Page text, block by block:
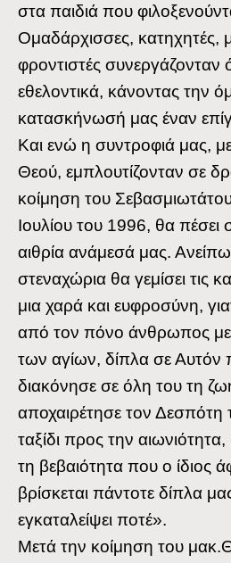
στα παιδιά που
Ομαδάρχισσες, κατηχητές,
φροντιστές συνεργάζονταν
εθελοντικά, κάνοντας την
κατασκήνωσή μας έναν
Και ενώ η συντροφιά μας,
Θεού, εμπλουτίζονταν σε
κοίμηση του
Ιουλίου του 1996, θα πέσει
αιθρία ανάμεσά μας.
στεναχώρια θα γεμίσει τις
μια χαρά και ευφροσύνη,
από τον πόνο άνθρωπος
των αγίων, δίπλα σε Αυτόν
διακόνησε σε όλη του τη
αποχαιρέτησε τον Δεσπότη
ταξίδι προς την αιωνιότητα,
τη βεβαιότητα που ο ίδιος
βρίσκεται πάντοτε δίπλα
εγκαταλείψει ποτέ».
Μετά την κοίμηση του